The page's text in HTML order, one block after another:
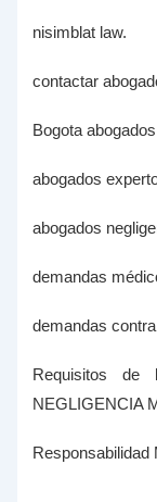
nisimblat law.
contactar
Bogota abogados
abogados
abogados
demandas
demandas
Requisitos de
NEGLIGENCIA
Responsabilidad